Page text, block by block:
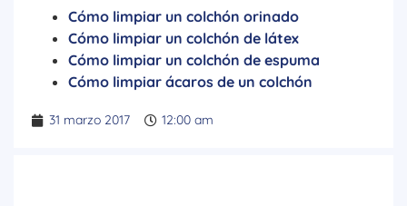
Cómo limpiar un colchón orinado
Cómo limpiar un colchón de látex
Cómo limpiar un colchón de espuma
Cómo limpiar ácaros de un colchón
31 marzo 2017 12:00 am